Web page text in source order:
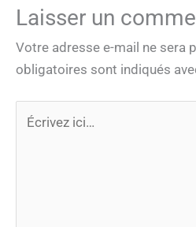
Laisser un
Votre adresse e-mail ne sera
obligatoires sont indiqués